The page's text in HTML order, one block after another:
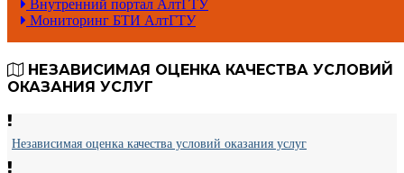
Внутренний портал АлтГТУ
Мониторинг БТИ АлтГТУ
НЕЗАВИСИМАЯ ОЦЕНКА КАЧЕСТВА УСЛОВИЙ
ОКАЗАНИЯ УСЛУГ
Независимая оценка качества условий оказания услуг